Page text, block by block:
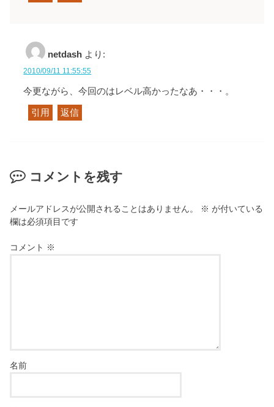
netdash より:
2010/09/11 11:55:55
今更ながら、今回のはレベル高かったなあ・・・。
引用 返信
コメントを残す
メールアドレスが公開されることはありません。 ※ が付いている
欄は必須項目です
コメント ※
名前